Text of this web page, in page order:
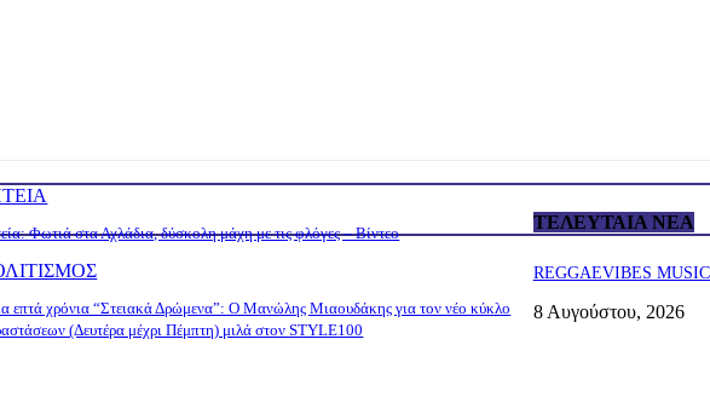
Φωτιά στα Αχλάδια, δύσκολη μάχη με τις φλόγες – Βίντεο
επτά χρόνια “Στειακά Δρώμενα”: Ο Μανώλης Μιαουδάκης για τον νέο κύκλο
(Δευτέρα μέχρι Πέμπτη) μιλά στον STYLE100
ΤΕΛΕΥΤΑΊΑ ΝΈΑ
REGGAEVIBES
8 Αυγούστου, 2026